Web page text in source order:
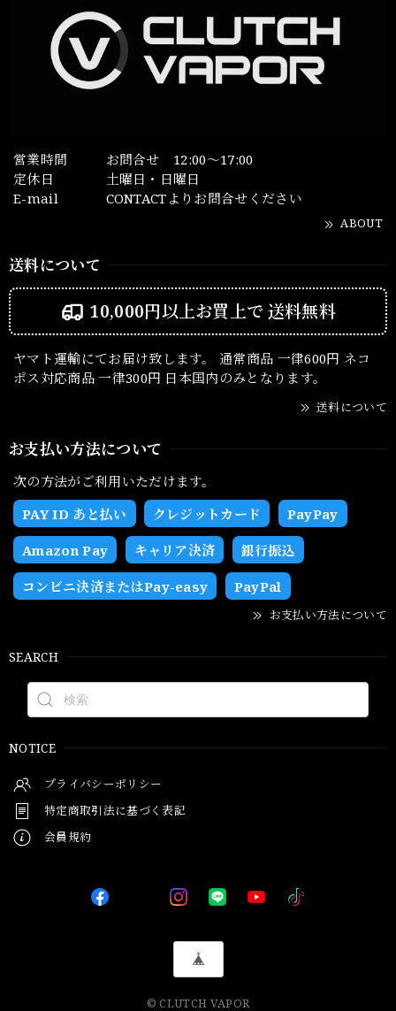
営業時間
お問合せ 12:00～17:00
定休日
土曜日・日曜日
E-mail
CONTACTよりお問合せください
ABOUT
送料について
10,000円以上お買上で送料無料
ヤマト運輸にてお届け致します。 通常商品 一律600円 ネコ
ポス対応商品 一律300円 日本国内のみとなります。
送料について
お支払い方法について
次の方法がご利用いただけます。
PAY ID あと払い
クレジットカード PayPay
Amazon Pay キャリア決済 銀行振込
コンビニ決済またはPay-easy PayPal
お支払い方法について
SEARCH
NOTICE
プライバシーポリシー
特定商取引法に基づく表記
会員規約
© CLUTCH VAPOR